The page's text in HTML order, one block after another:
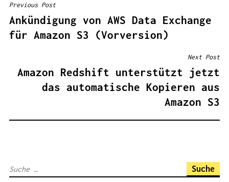
B
E
I
I
Previous Post
Ankündigung von AWS Data Exchange
für Amazon S3 (Vorversion)
Next Post
Amazon Redshift unterstützt jetzt
das automatische Kopieren aus
Amazon S3
S